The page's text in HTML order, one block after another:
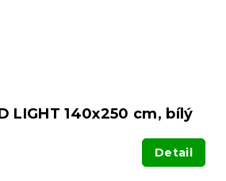
LIGHT 140x250 cm, bílý
Detail